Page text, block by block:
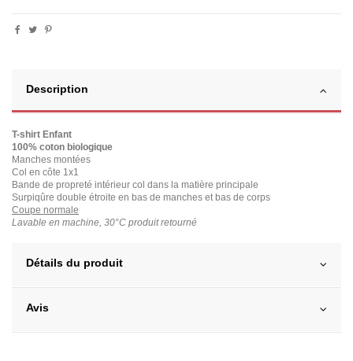
Description
T-shirt Enfant
100% coton biologique
Manches montées
Col en côte 1x1
Bande de propreté intérieur col dans la matière principale
Surpiqûre double étroite en bas de manches et bas de corps
Coupe normale
Lavable en machine, 30°C produit retourné
Détails du produit
Avis